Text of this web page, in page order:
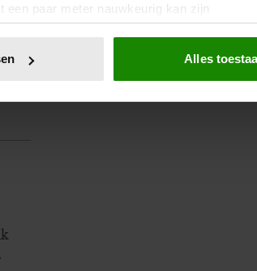
een paar meter nauwkeurig kan zijn
eigenschappen (fingerprinting)
om functies voor social media te
Alles